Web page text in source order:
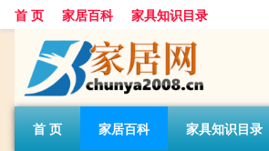
首 页 家居百科 家具知识目录
首 页 家居百科 家具知识目录